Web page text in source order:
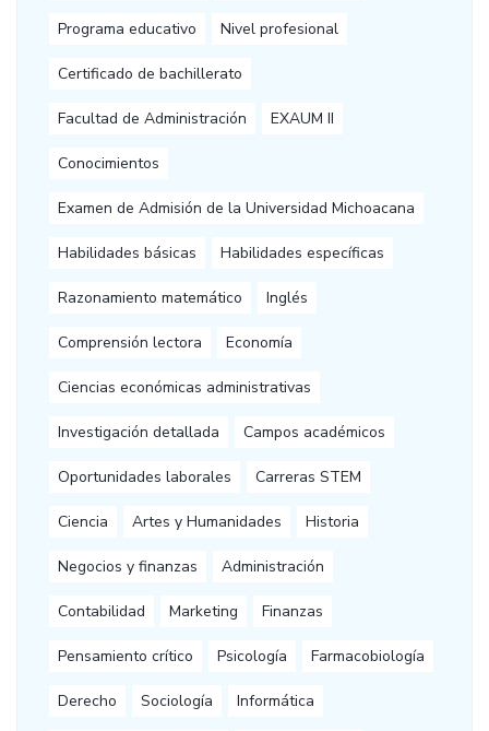
Programa educativo Nivel profesional
Certificado de bachillerato
Facultad de Administración EXAUM II
Conocimientos
Examen de Admisión de la Universidad Michoacana
Habilidades básicas Habilidades específicas
Razonamiento matemático Inglés
Comprensión lectora Economía
Ciencias económicas administrativas
Investigación detallada Campos académicos
Oportunidades laborales Carreras STEM
Ciencia Artes y Humanidades Historia
Negocios y finanzas Administración
Contabilidad Marketing Finanzas
Pensamiento crítico Psicología Farmacobiología
Derecho Sociología Informática